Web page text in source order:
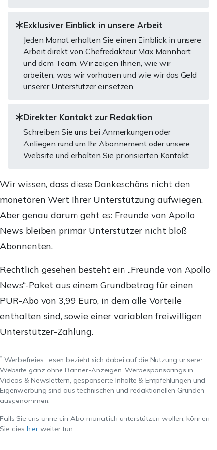
Exklusiver Einblick in unsere Arbeit
Jeden Monat erhalten Sie einen Einblick in unsere
Arbeit direkt von Chefredakteur Max Mannhart
und dem Team. Wir zeigen Ihnen, wie wir
arbeiten, was wir vorhaben und wie wir das Geld
unserer Unterstützer einsetzen.
Direkter Kontakt zur Redaktion
Schreiben Sie uns bei Anmerkungen oder
Anliegen rund um Ihr Abonnement oder unsere
Website und erhalten Sie priorisierten Kontakt.
Wir wissen, dass diese Dankeschöns nicht den
monetären Wert Ihrer Unterstützung aufwiegen.
Aber genau darum geht es: Freunde von Apollo
News bleiben primär Unterstützer nicht bloß
Abonnenten.
Rechtlich gesehen besteht ein „Freunde von Apollo
News“-Paket aus einem Grundbetrag für einen
PUR-Abo von 3,99 Euro, in dem alle Vorteile
enthalten sind, sowie einer variablen freiwilligen
Unterstützer-Zahlung.
* Werbefreies Lesen bezieht sich dabei auf die Nutzung unserer
Website ganz ohne Banner-Anzeigen. Werbesponsorings in
Videos & Newslettern, gesponserte Inhalte & Empfehlungen und
Eigenwerbung sind aus technischen und redaktionellen Gründen
ausgenommen.
Falls Sie uns ohne ein Abo monatlich unterstützen wollen, können
Sie dies hier weiter tun.